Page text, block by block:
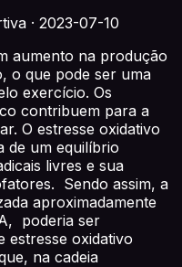
· 2023-07-10
aumento na produção
o que pode ser uma
exercício. Os
contribuem para a
O estresse oxidativo
de um equilíbrio
livres e sua
Sendo assim, a
aproximadamente
poderia ser
estresse oxidativo
na cadeia